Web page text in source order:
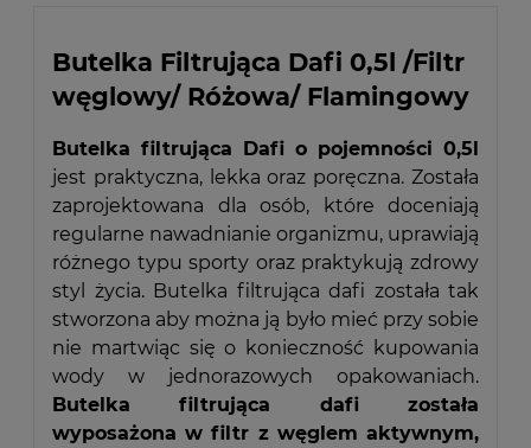
Butelka Filtrująca Dafi 0,5l /Filtr
węglowy/ Różowa/ Flamingowy
Butelka filtrująca Dafi o pojemności 0,5l
jest praktyczna, lekka oraz poręczna. Została
zaprojektowana dla osób, które doceniają
regularne nawadnianie organizmu, uprawiają
różnego typu sporty oraz praktykują zdrowy
styl życia. Butelka filtrująca dafi została tak
stworzona aby można ją było mieć przy sobie
nie martwiąc się o konieczność kupowania
wody w jednorazowych opakowaniach.
Butelka filtrująca dafi została
wyposażona w filtr z węglem aktywnym,